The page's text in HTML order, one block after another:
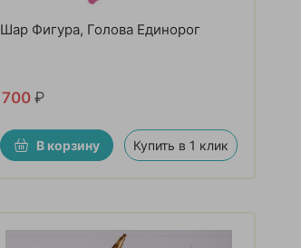
Шар Фигура, Голова Единорог
700 ₽
В корзину Купить в 1 клик